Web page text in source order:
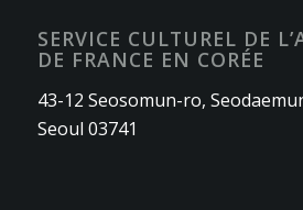
SERVICE CULTUREL DE
DE FRANCE EN CORÉE
43-12 Seosomun-ro,
Seoul 03741